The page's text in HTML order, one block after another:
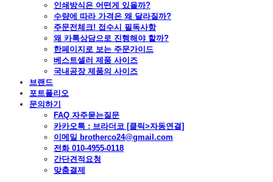
인쇄방식은 어떤게 있을까?
수량에 따라 가격은 왜 달라질까?
주문전체크! 접수시 필독사항
왜 카톡상담으로 진행해야 할까?
한페이지로 보는 주문가이드
베스트셀러 제품 사이즈
국내공장 제품의 사이즈
브랜드
포트폴리오
문의하기
FAQ 자주묻는질문
카카오톡 : 브라더코 [클릭>자동연결]
이메일 brotherco24@gmail.com
전화 010-4955-0118
간단견적요청
맞춤결제